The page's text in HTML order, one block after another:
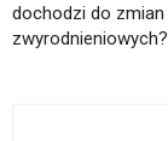
dochodzi do zmian
zwyrodnieniowych?